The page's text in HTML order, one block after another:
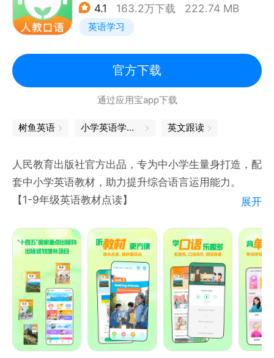
【系统的内容编排】
法、听力、阅读等能力的全面提升。
【丰富的学习素材】
行、校园生活等各类场景。
【真人语伴互动学习】
真人在线对话：根据等级匹配合适的语伴，展开英语互
动对话；答题pk：连线小伙伴比拼单词量和英语知
【会打分的口语外教】
内置来自硅谷前沿语音识别技术，给你的英语口语实时
打分，矫正发音。
4.1 163.2万下载 222.74 MB
英语学习
官方下载
通过应用宝app下载
树鱼英语 小学英语学习软件 英文跟读
人民教育出版社官方出品，专为中小学生量身打造，配
套中小学英语教材，助力提升综合语言运用能力。
【1-9年级英语教材点读】
简单易学。
【AI同步领学】
紧扣教材内容，大模型深度赋能，与数字人趣味互动，
打造沉浸式、个性化口语学习新体验。
【教材配音秀学习有意思】
化身教材小主角，大胆开口演绎自己的英语课本。
1000余个生动有趣的教材动画，等你“声”临其境，摆
展开